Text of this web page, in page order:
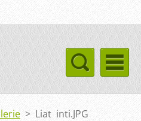
> Liat inti.JPG